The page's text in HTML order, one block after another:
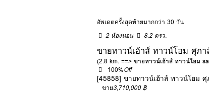
อัพเดตครั้งสุดท้ายมากกว่า 30 วัน
2 ห้องนอน
8.2 ตรว.
ขายทาวน์เฮ้าส์ ทาวน์โฮม ศุภ
(2.8 km. ==> ขายทาวน์เฮ้าส์ ทาวน์โฮม
100%Off
[45858] ขายทาวน์เฮ้าส์ ทาวน์โฮม
ขาย3,710,000 ฿